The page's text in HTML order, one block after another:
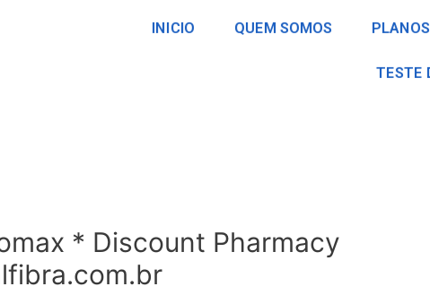
INICIO QUEM SOMOS PLANOS
TESTE
* Discount Pharmacy